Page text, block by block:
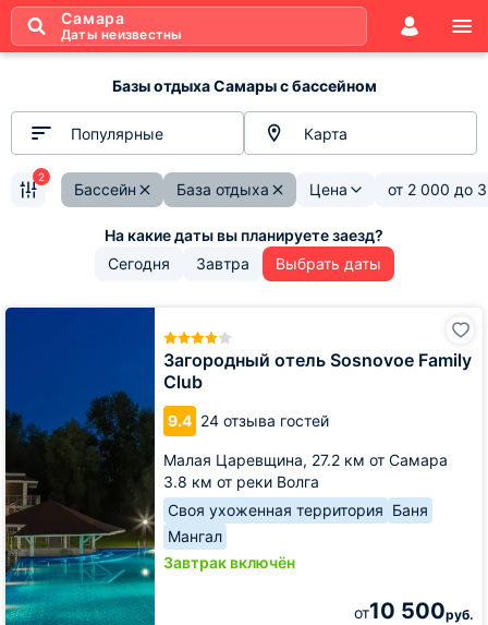
Самара
Даты неизвестны
Базы отдыха Самары с бассейном
Популярные Карта
Бассейн База отдыха Цена от 2 000 до
2
Сегодня Завтра Выбрать даты
Загородный отель Sosnovoe Family
Club
9.4 24 отзыва гостей
Малая Царевщина, 27.2 км от Самара
3.8 км от реки Волга
Своя ухоженная территория Баня
Мангал
Завтрак включён
от10 500руб.
Загородный